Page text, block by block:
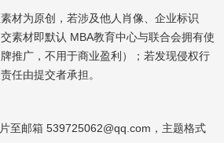
材为原创，若涉及他人肖像、企业标识
素材即默认 MBA教育中心与联合会拥有使
推广，不用于商业盈利）；若发现侵权行
任由提交者承担。
至邮箱 539725062@qq.com，主题格式